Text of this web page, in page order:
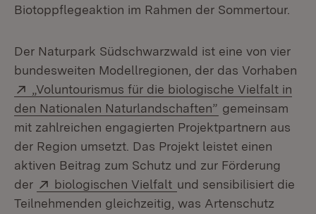
Biotoppflegeaktion im Rahmen der Sommertour.
Der Naturpark Südschwarzwald ist eine von vier
bundesweiten Modellregionen, der das Vorhaben
Extern:
„Voluntourismus für die biologische Vielfalt in
den Nationalen Naturlandschaften” (Öffnet in
gemeinsam
mit zahlreichen engagierten Projektpartnern aus
der Region umsetzt. Das Projekt leistet einen
aktiven Beitrag zum Schutz und zur Förderung
der
Extern:
biologischen Vielfalt (Öffnet in neuem
und sensibilisiert die
Teilnehmenden gleichzeitig, was Artenschutz